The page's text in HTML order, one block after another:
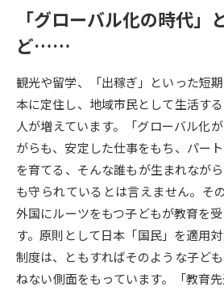
幼稚園教員資格認定試験 小学
高等学校（情報）教員資格認定
大学研究
大学で学べる内容や特徴を調べる
新増設大学・学部・学科特集
国際
集
データサイエンス特集 奨学
「グローバル化の時代」
ど……
観光や留学、「出稼ぎ」といった短
本に定住し、地域市民として生活す
人が増えています。「グローバル化
がらも、安定した仕事をもち、パー
を育てる、そんな誰もが生まれなが
も守られているとは言えません。そ
外国にルーツをもつ子どもが教育を
す。原則として日本「国民」を適用
制度は、ともすればそのような子ど
ねない側面をもっています。「教育